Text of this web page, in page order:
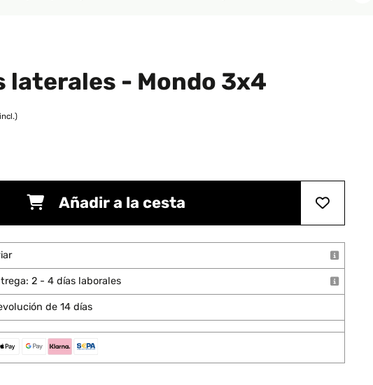
laterales - Mondo 3x4
Añadir a la cesta
2 - 4 días laborales
de 14 días